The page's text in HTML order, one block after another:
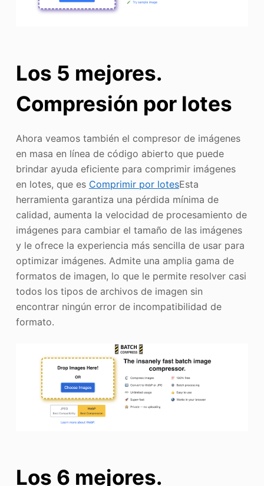
Los 5 mejores.
Compresión por lotes
Ahora veamos también el compresor de imágenes
en masa en línea de código abierto que puede
brindar ayuda eficiente para comprimir imágenes
en lotes, que es Comprimir por lotesEsta
herramienta garantiza una pérdida mínima de
calidad, aumenta la velocidad de procesamiento de
imágenes para cambiar el tamaño de las imágenes
y le ofrece la experiencia más sencilla de usar para
optimizar imágenes. Admite una amplia gama de
formatos de imagen, lo que le permite resolver casi
todos los tipos de archivos de imagen sin
encontrar ningún error de incompatibilidad de
formato.
Los 6 mejores.